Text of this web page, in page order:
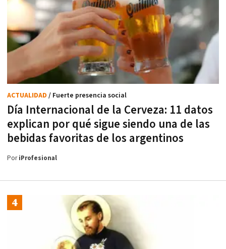
Día Internacional de la Cerveza: 11 datos
explican por qué sigue siendo una de las
bebidas favoritas de los argentinos
ACTUALIDAD / Fuerte presencia social
PoriProfesional